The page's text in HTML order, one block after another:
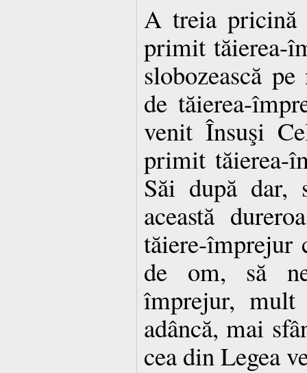
A treia pricină
primit tăierea-
slobozească
de tăierea-
venit Însuşi
primit tăierea-
Săi după dar,
această
tăiere-împrejur
de om, să
împrejur, mult
adâncă, mai
cea din Legea